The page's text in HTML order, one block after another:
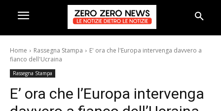
Home Rassegna Stampa
E' ora che l'Europa intervenga davvero a
fianco dell'Ucraina
Rassegna Stampa
E’ ora che l’Europa intervenga